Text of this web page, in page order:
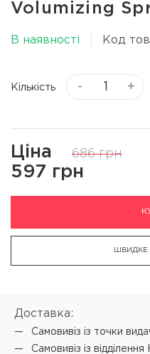
Volumizing
В наявності Код
Кількість - +
Ціна 686 грн
597 грн
ШВИДКЕ
Доставка:
Самовивіз iз точки
Самовивіз iз